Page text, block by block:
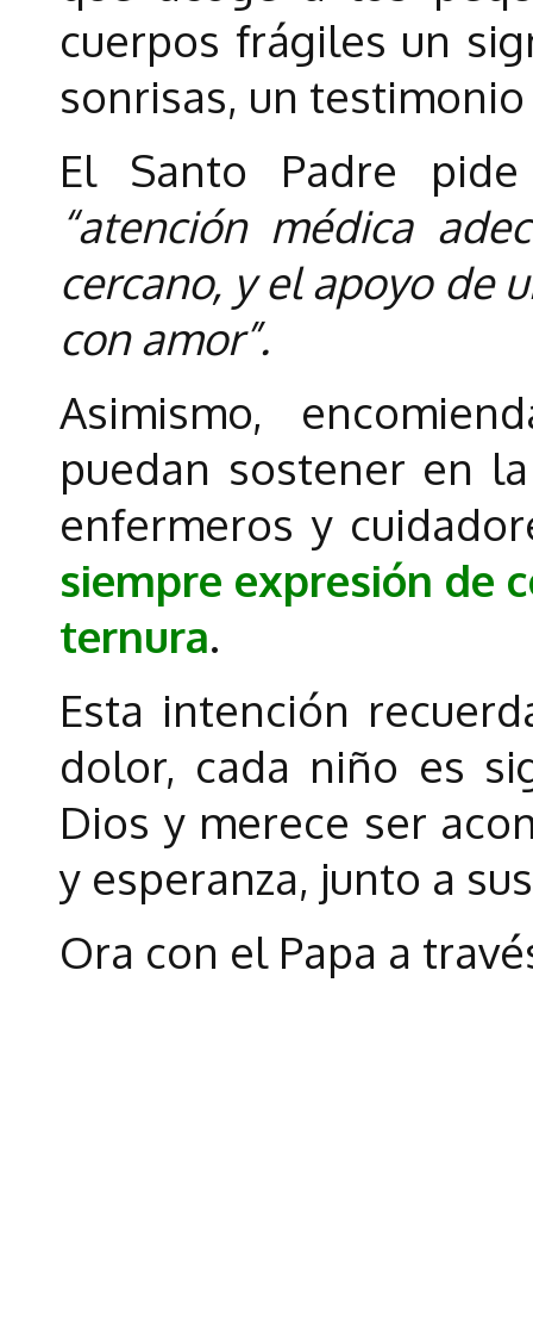
cuerpos frágiles un
sonrisas, un
El Santo Padre
“atención médica
cercano, y el apoyo de
con amor”.
Asimismo,
puedan sostener en
enfermeros y
siempre expresión de
ternura.
Esta intención
dolor, cada niño es
Dios y merece ser
y esperanza, junto a
Ora con el Papa a